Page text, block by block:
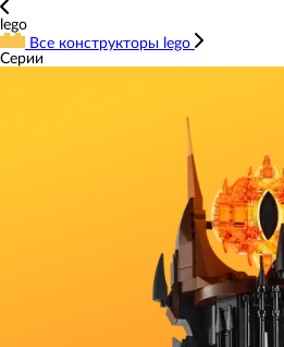
lego
Все конструкторы lego
Серии